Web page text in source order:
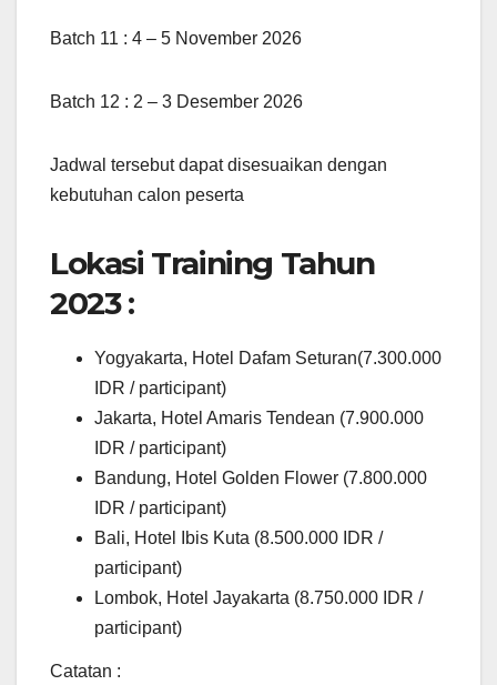
Batch 11 : 4 – 5 November 2026
Batch 12 : 2 – 3 Desember 2026
Jadwal tersebut dapat disesuaikan dengan
kebutuhan calon peserta
Lokasi Training Tahun
2023 :
Yogyakarta, Hotel Dafam Seturan(7.300.000
IDR / participant)
Jakarta, Hotel Amaris Tendean (7.900.000
IDR / participant)
Bandung, Hotel Golden Flower (7.800.000
IDR / participant)
Bali, Hotel Ibis Kuta (8.500.000 IDR /
participant)
Lombok, Hotel Jayakarta (8.750.000 IDR /
participant)
Catatan :